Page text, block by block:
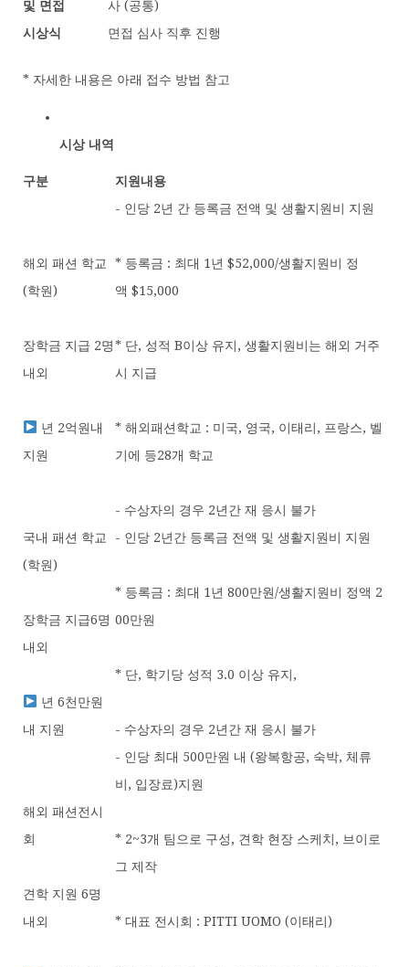
및 면접
사 (공통)
시상식
면접 심사 직후 진행
* 자세한 내용은 아래 접수 방법 참고
시상 내역
구분 지원내용
해외 패션 학교
(학원)
장학금 지급 2명
내외
년 2억원내
지원
- 인당 2년 간 등록금 전액 및 생활지원비 지원
* 등록금 : 최대 1년 $52,000/생활지원비 정
액 $15,000
* 단, 성적 B이상 유지, 생활지원비는 해외 거주
시 지급
* 해외패션학교 : 미국, 영국, 이태리, 프랑스, 벨
기에 등28개 학교
- 수상자의 경우 2년간 재 응시 불가
국내 패션 학교
(학원)
장학금 지급6명
내외
년 6천만원
내 지원
- 인당 2년간 등록금 전액 및 생활지원비 지원
* 등록금 : 최대 1년 800만원/생활지원비 정액 2
00만원
* 단, 학기당 성적 3.0 이상 유지,
- 수상자의 경우 2년간 재 응시 불가
해외 패션전시
회
견학 지원 6명
내외
- 인당 최대 500만원 내 (왕복항공, 숙박, 체류
비, 입장료)지원
* 2~3개 팀으로 구성, 견학 현장 스케치, 브이로
그 제작
* 대표 전시회 : PITTI UOMO (이태리)